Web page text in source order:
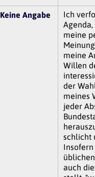
Keine Angabe
Ich
meine
meine
Willen
der
meines
jeder
schlicht
auch